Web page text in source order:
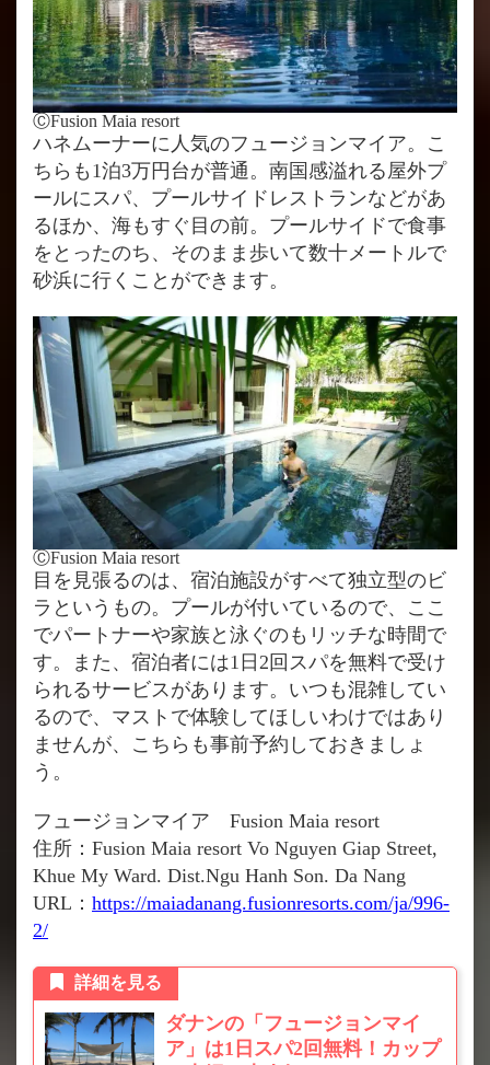
ⒸFusion Maia resort
ハネムーナーに人気のフュージョンマイア。こ
ちらも1泊3万円台が普通。南国感溢れる屋外プ
ールにスパ、プールサイドレストランなどがあ
るほか、海もすぐ目の前。プールサイドで食事
をとったのち、そのまま歩いて数十メートルで
砂浜に行くことができます。
ⒸFusion Maia resort
目を見張るのは、宿泊施設がすべて独立型のビ
ラというもの。プールが付いているので、ここ
でパートナーや家族と泳ぐのもリッチな時間で
す。また、宿泊者には1日2回スパを無料で受け
られるサービスがあります。いつも混雑してい
るので、マストで体験してほしいわけではあり
ませんが、こちらも事前予約しておきましょ
う。
フュージョンマイア Fusion Maia resort
住所：Fusion Maia resort Vo Nguyen Giap Street,
Khue My Ward. Dist.Ngu Hanh Son. Da Nang
URL： https://maiadanang.fusionresorts.com/ja/996-
2/
ダナンの「フュージョンマイ
ア」は1日スパ2回無料！カップ
詳細を見る